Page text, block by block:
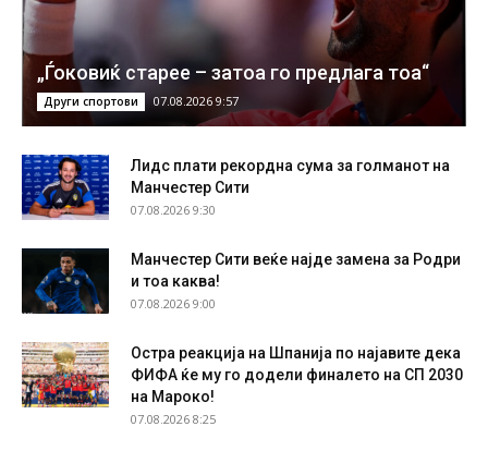
„Ѓоковиќ старее – затоа го предлага тоа“
Други спортови 07.08.2026 9:57
Лидс плати рекордна сума за голманот на
Манчестер Сити
07.08.2026 9:30
Манчестер Сити веќе најде замена за Родри
и тоа каква!
07.08.2026 9:00
Остра реакција на Шпанија по најавите дека
ФИФА ќе му го додели финалето на СП 2030
на Мароко!
07.08.2026 8:25